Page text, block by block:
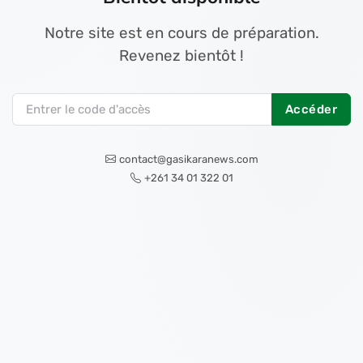
Notre site est en cours de préparation.
Revenez bientôt !
Accéder
contact@gasikaranews.com
+261 34 01 322 01